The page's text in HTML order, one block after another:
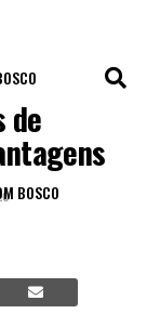
BOSCO
de